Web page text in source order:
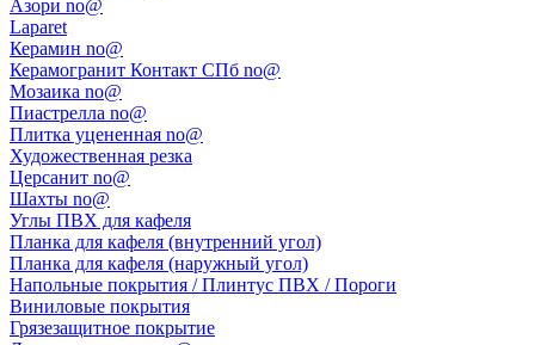
Азори no@
Laparet
Керамин no@
Керамогранит Контакт СПб no@
Мозаика no@
Пиастрелла no@
Плитка уцененная no@
Художественная резка
Церсанит no@
Шахты no@
Углы ПВХ для кафеля
Планка для кафеля (внутренний угол)
Планка для кафеля (наружный угол)
Напольные покрытия / Плинтус ПВХ / Пороги
Виниловые покрытия
Грязезащитное покрытие